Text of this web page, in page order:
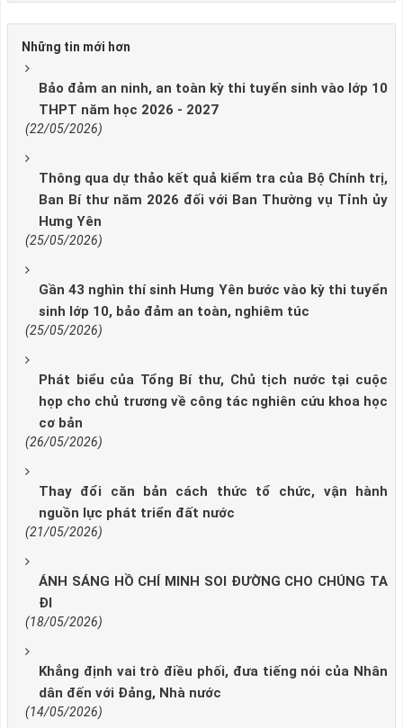
Những tin mới hơn
Bảo đảm an ninh, an toàn kỳ thi tuyển sinh vào lớp 10
THPT năm học 2026 - 2027
(22/05/2026)
Thông qua dự thảo kết quả kiểm tra của Bộ Chính trị,
Ban Bí thư năm 2026 đối với Ban Thường vụ Tỉnh ủy
Hưng Yên
(25/05/2026)
Gần 43 nghìn thí sinh Hưng Yên bước vào kỳ thi tuyển
sinh lớp 10, bảo đảm an toàn, nghiêm túc
(25/05/2026)
Phát biểu của Tổng Bí thư, Chủ tịch nước tại cuộc
họp cho chủ trương về công tác nghiên cứu khoa học
cơ bản
(26/05/2026)
Thay đổi căn bản cách thức tổ chức, vận hành
nguồn lực phát triển đất nước
(21/05/2026)
ÁNH SÁNG HỒ CHÍ MINH SOI ĐƯỜNG CHO CHÚNG TA
ĐI
(18/05/2026)
Khẳng định vai trò điều phối, đưa tiếng nói của Nhân
dân đến với Đảng, Nhà nước
(14/05/2026)